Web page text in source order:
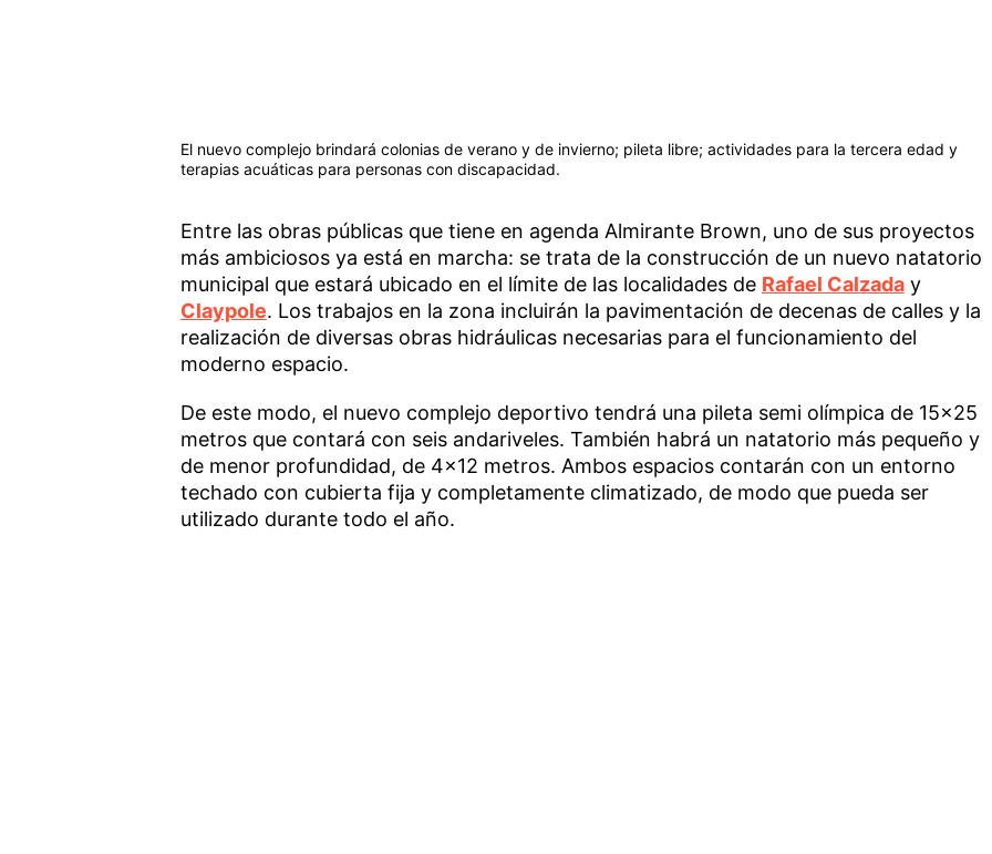
El nuevo complejo brindará colonias de verano y de invierno; pileta libre; actividades para la tercera edad y
terapias acuáticas para personas con discapacidad.
Entre las obras públicas que tiene en agenda Almirante Brown, uno de sus proyectos
más ambiciosos ya está en marcha: se trata de la construcción de un nuevo natatorio
municipal que estará ubicado en el límite de las localidades de Rafael Calzaday
Claypole. Los trabajos en la zona incluirán la pavimentación de decenas de calles y la
realización de diversas obras hidráulicas necesarias para el funcionamiento del
moderno espacio.
De este modo, el nuevo complejo deportivo tendrá una pileta semi olímpica de 15×25
metros que contará con seis andariveles. También habrá un natatorio más pequeño y
de menor profundidad, de 4×12 metros. Ambos espacios contarán con un entorno
techado con cubierta fija y completamente climatizado, de modo que pueda ser
utilizado durante todo el año.